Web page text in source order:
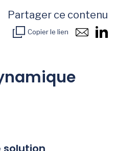
Partager ce contenu
Copier le lien